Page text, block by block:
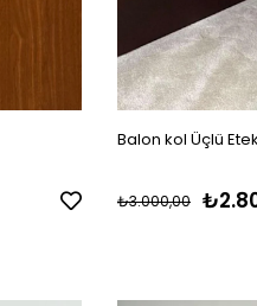
₺3.000,00